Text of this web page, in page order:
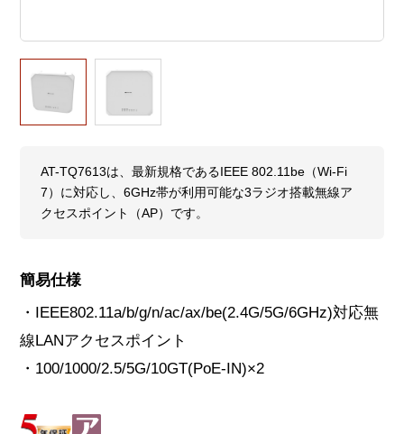
AT-TQ7613は、最新規格であるIEEE 802.11be（Wi-Fi
7）に対応し、6GHz帯が利用可能な3ラジオ搭載無線ア
クセスポイント（AP）です。
簡易仕様
・IEEE802.11a/b/g/n/ac/ax/be(2.4G/5G/6GHz)対応無
線LANアクセスポイント
・100/1000/2.5/5G/10GT(PoE-IN)×2